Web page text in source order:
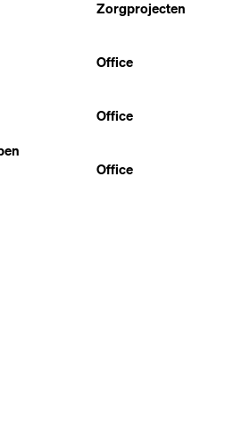
Zorgprojecten
Office
Office
Office